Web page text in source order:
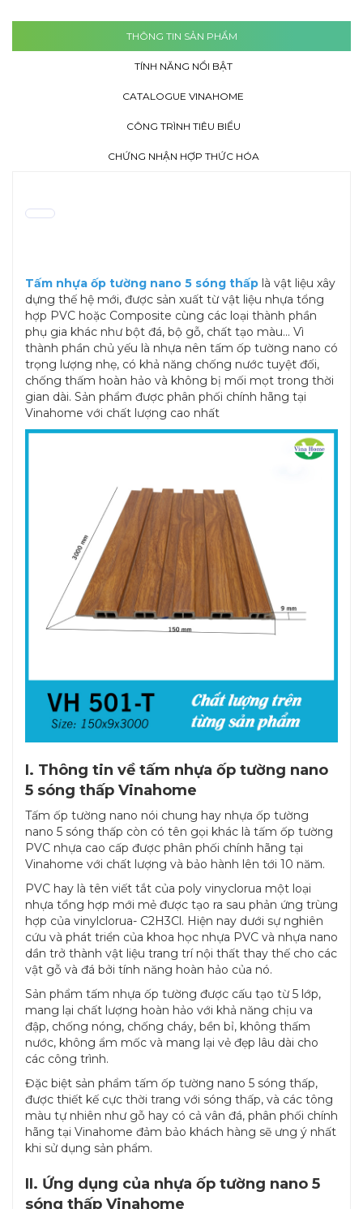
THÔNG TIN SẢN PHẨM
TÍNH NĂNG NỔI BẬT
CATALOGUE VINAHOME
CÔNG TRÌNH TIÊU BIỂU
CHỨNG NHẬN HỢP THỨC HÓA
Tấm nhựa ốp tường nano 5 sóng thấp là vật liệu xây
dựng thế hệ mới, được sản xuất từ vật liệu nhựa tổng
hợp PVC hoặc Composite cùng các loại thành phần
phụ gia khác như bột đá, bộ gỗ, chất tạo màu... Vì
thành phần chủ yếu là nhựa nên tấm ốp tường nano có
trọng lượng nhẹ, có khả năng chống nước tuyệt đối,
chống thấm hoàn hảo và không bị mối mọt trong thời
gian dài. Sản phẩm được phân phối chính hãng tại
Vinahome với chất lượng cao nhất
I. Thông tin về tấm nhựa ốp tường nano
5 sóng thấp Vinahome
Tấm ốp tường nano nói chung hay nhựa ốp tường
nano 5 sóng thấp còn có tên gọi khác là tấm ốp tường
PVC nhựa cao cấp được phân phối chính hãng tại
Vinahome với chất lượng và bảo hành lên tới 10 năm.
PVC hay là tên viết tắt của poly vinyclorua một loại
nhựa tổng hợp mới mẻ được tạo ra sau phản ứng trùng
hợp của vinylclorua- C2H3Cl. Hiện nay dưới sự nghiên
cứu và phát triển của khoa học nhựa PVC và nhựa nano
dần trở thành vật liệu trang trí nội thất thay thế cho các
vật gỗ và đá bởi tính năng hoàn hảo của nó.
Sản phẩm tấm nhựa ốp tường được cấu tạo từ 5 lớp,
mang lại chất lượng hoàn hảo với khả năng chịu va
đập, chống nóng, chống cháy, bền bỉ, không thấm
nước, không ẩm mốc và mang lại vẻ đẹp lâu dài cho
các công trình.
Đặc biệt sản phẩm tấm ốp tường nano 5 sóng thấp,
được thiết kế cực thời trang với sóng thấp, và các tông
màu tự nhiên như gỗ hay có cả vân đá, phân phối chính
hãng tại Vinahome đảm bảo khách hàng sẽ ưng ý nhất
khi sử dụng sản phẩm.
II. Ứng dụng của nhựa ốp tường nano 5
sóng thấp Vinahome